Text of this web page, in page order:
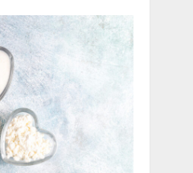
фотографій на
2025